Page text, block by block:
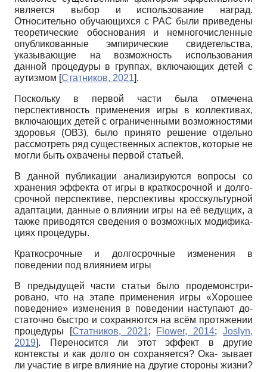
является выбор и использование наград.
Относительно обучающихся с РАС были приведены
теоретические обоснования и немногочисленные
опубликованные эмпирические свидетельства,
указывающие на возможность использования
данной процедуры в группах, включающих детей с
аутизмом [Статников, 2021].
Поскольку в первой части была отмечена
перспективность применения игры в коллективах,
включающих детей с ограниченными возможностями
здоровья (ОВЗ), было принято решение отдельно
рассмотреть ряд существенных аспектов, которые не
могли быть охвачены первой статьей.
В данной публикации анализируются вопросы со
хранения эффекта от игры в краткосрочной и долго-
срочной перспективе, перспективы кроcскультурной
адаптации, данные о влиянии игры на её ведущих, а
также приводятся сведения о возможных модифика-
циях процедуры.
Краткосрочные и долгосрочные изменения в
поведении под влиянием игры
В предыдущей части статьи было продемонстри-
ровано, что на этапе применения игры «Хорошее
поведение» изменения в поведении наступают до-
статочно быстро и сохраняются на всём протяжении
процедуры
[Статников, 2021; Flower, 2014;Joslyn,
2019]. Переносится ли этот эффект в другие
контексты и как долго он сохраняется? Ока- зывает
ли участие в игре влияние на другие стороны жизни?